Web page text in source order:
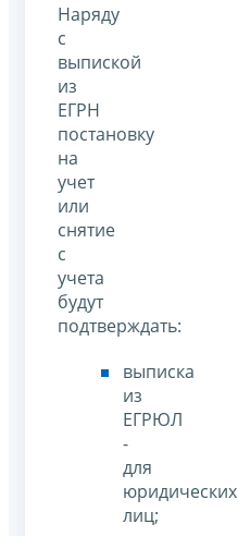
Наряду
с
выпиской
из
ЕГРН
постановку
на
учет
или
снятие
с
учета
будут
подтверждать:
выписка
из
ЕГРЮЛ
-
для
юридических
лиц;